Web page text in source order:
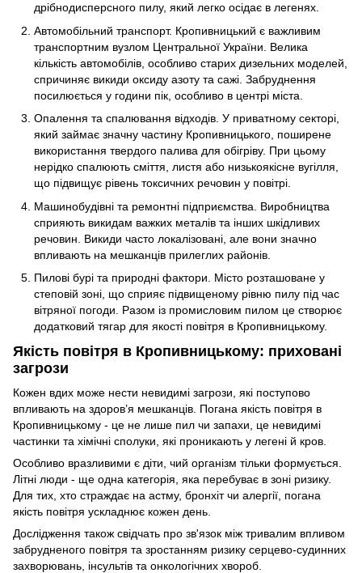
дрібнодисперсного пилу, який легко осідає в легенях.
Автомобільний транспорт. Кропивницький є важливим
транспортним вузлом Центральної України. Велика
кількість автомобілів, особливо старих дизельних моделей,
спричиняє викиди оксиду азоту та сажі. Забруднення
посилюється у години пік, особливо в центрі міста.
Опалення та спалювання відходів. У приватному секторі,
який займає значну частину Кропивницького, поширене
використання твердого палива для обігріву. При цьому
нерідко спалюють сміття, листя або низькоякісне вугілля,
що підвищує рівень токсичних речовин у повітрі.
Машинобудівні та ремонтні підприємства. Виробництва
сприяють викидам важких металів та інших шкідливих
речовин. Викиди часто локалізовані, але вони значно
впливають на мешканців прилеглих районів.
Пилові бурі та природні фактори. Місто розташоване у
степовій зоні, що сприяє підвищеному рівню пилу під час
вітряної погоди. Разом із промисловим пилом це створює
додатковий тягар для якості повітря в Кропивницькому.
Якість повітря в Кропивницькому: приховані
загрози
Кожен вдих може нести невидимі загрози, які поступово
впливають на здоров’я мешканців. Погана якість повітря в
Кропивницькому - це не лише пил чи запахи, це невидимі
частинки та хімічні сполуки, які проникають у легені й кров.
Особливо вразливими є діти, чий організм тільки формується.
Літні люди - ще одна категорія, яка перебуває в зоні ризику.
Для тих, хто страждає на астму, бронхіт чи алергії, погана
якість повітря ускладнює кожен день.
Дослідження також свідчать про зв'язок між тривалим впливом
забрудненого повітря та зростанням ризику серцево-судинних
захворювань, інсультів та онкологічних хвороб.